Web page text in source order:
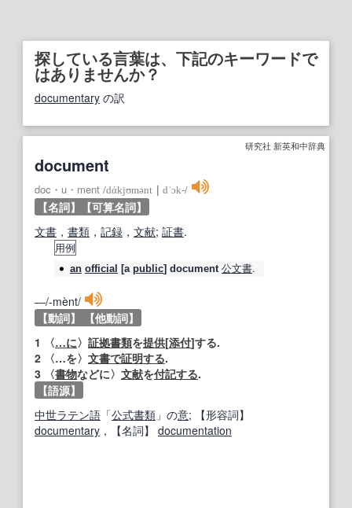
探している言葉は、下記のキーワードで
はありませんか？
documentary の訳
研究社 新英和中辞典
document
doc・u・ment /dάkjʊmənt dˈɔk‐/
【名詞】
【可算名詞】
文書 ， 書類 ， 記録 ， 文献; 証書.
用例
an official [a public] document 公文書.
―/‐mènt/
【動詞】
【他動詞】
1 〈…に〉 証拠書類を提供[添付]する.
2 〈…を〉 文書で証明する.
3 〈書物などに〉 文献を付記する.
【語源】
中世ラテン語 「公式書類 」の意;
【形容詞】
documentary ， 【名詞】 documentation